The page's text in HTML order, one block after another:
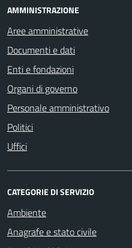
AMMINISTRAZIONE
Aree amministrative
Documenti e dati
Enti e fondazioni
Organi di governo
Personale amministrativo
Politici
Uffici
CATEGORIE DI SERVIZIO
Ambiente
Anagrafe e stato civile